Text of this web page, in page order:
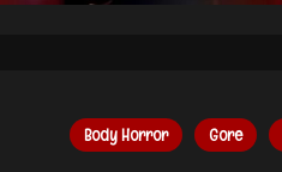
Body Horror Gore